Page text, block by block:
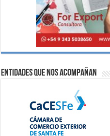
Entidades que nos acompañan